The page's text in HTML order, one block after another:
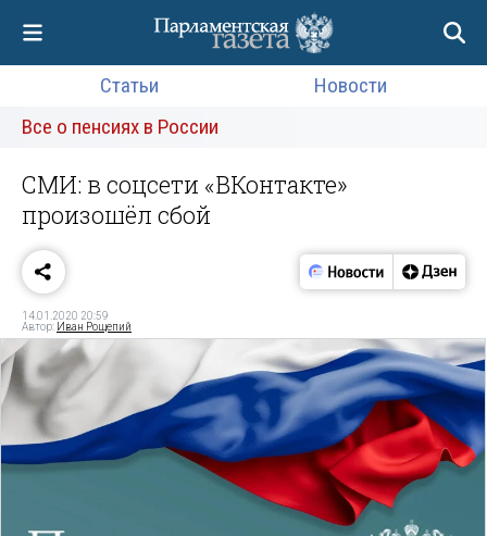
Статьи
Новости
Все о пенсиях в России
СМИ: в соцсети «ВКонтакте»
произошёл сбой
14.01.2020 20:59
Автор: Иван Рощепий